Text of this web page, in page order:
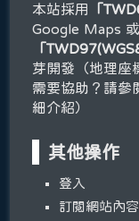
本站採用 「
Google Maps
「
芽開發（地理座
需要協助？請參
細介紹）
其他操作
登入
訂閱網站內